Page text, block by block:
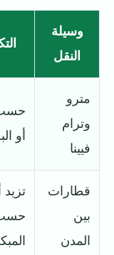
وسيلة
النقل
مترو
وترام
فيينا
حسب
أو
قطارات
بين
المدن
حسب